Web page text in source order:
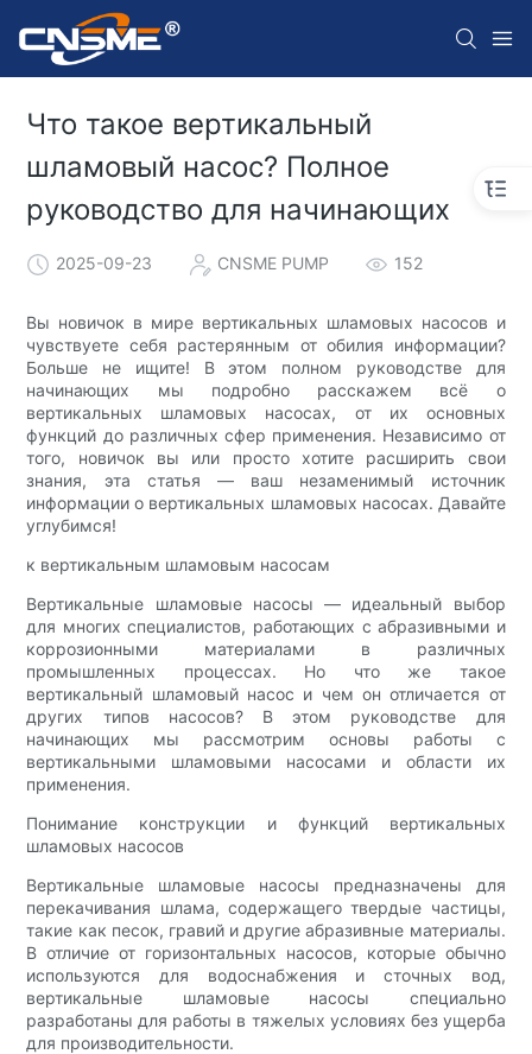
Что такое вертикальный
шламовый насос? Полное
руководство для начинающих
2025-09-23 CNSME PUMP 152
Вы новичок в мире вертикальных шламовых насосов и
чувствуете себя растерянным от обилия информации?
Больше не ищите! В этом полном руководстве для
начинающих мы подробно расскажем всё о
вертикальных шламовых насосах, от их основных
функций до различных сфер применения. Независимо от
того, новичок вы или просто хотите расширить свои
знания, эта статья — ваш незаменимый источник
информации о вертикальных шламовых насосах. Давайте
углубимся!
к вертикальным шламовым насосам
Вертикальные шламовые насосы — идеальный выбор
для многих специалистов, работающих с абразивными и
коррозионными материалами в различных
промышленных процессах. Но что же такое
вертикальный шламовый насос и чем он отличается от
других типов насосов? В этом руководстве для
начинающих мы рассмотрим основы работы с
вертикальными шламовыми насосами и области их
применения.
Понимание конструкции и функций вертикальных
шламовых насосов
Вертикальные шламовые насосы предназначены для
перекачивания шлама, содержащего твердые частицы,
такие как песок, гравий и другие абразивные материалы.
В отличие от горизонтальных насосов, которые обычно
используются для водоснабжения и сточных вод,
вертикальные шламовые насосы специально
разработаны для работы в тяжелых условиях без ущерба
для производительности.